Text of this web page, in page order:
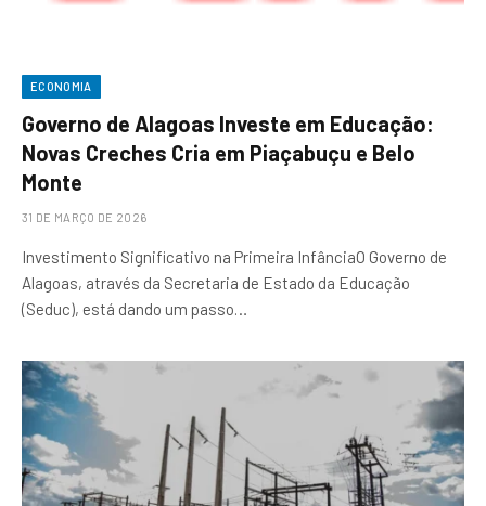
ECONOMIA
Governo de Alagoas Investe em Educação:
Novas Creches Cria em Piaçabuçu e Belo
Monte
31 DE MARÇO DE 2026
Investimento Significativo na Primeira InfânciaO Governo de
Alagoas, através da Secretaria de Estado da Educação
(Seduc), está dando um passo…